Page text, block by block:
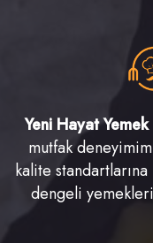
Yeni Hayat Yemek
mutfak
kalite
dengeli